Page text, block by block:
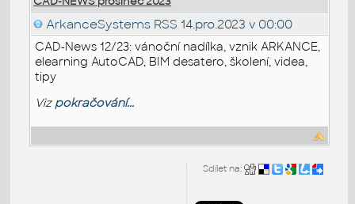
ArkanceSystems RSS 14.pro.2023 v 00:00
CAD-News 12/23: vánoční nadílka, vznik ARKANCE,
elearning AutoCAD, BIM desatero, školení, videa,
tipy
Viz pokračování...
Sdílet na: